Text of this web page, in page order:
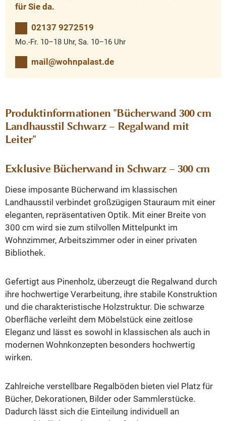
für Sie da.
02137 9272519
Mo.-Fr. 10–18 Uhr, Sa. 10–16 Uhr
mail@wohnpalast.de
Produktinformationen "Bücherwand 300 cm
Landhausstil Schwarz – Regalwand mit
Leiter"
Exklusive Bücherwand in Schwarz – 300 cm
Diese imposante Bücherwand im klassischen
Landhausstil verbindet großzügigen Stauraum mit einer
eleganten, repräsentativen Optik. Mit einer Breite von
300 cm wird sie zum stilvollen Mittelpunkt im
Wohnzimmer, Arbeitszimmer oder in einer privaten
Bibliothek.
Gefertigt aus Pinenholz, überzeugt die Regalwand durch
ihre hochwertige Verarbeitung, ihre stabile Konstruktion
und die charakteristische Holzstruktur. Die schwarze
Oberfläche verleiht dem Möbelstück eine zeitlose
Eleganz und lässt es sowohl in klassischen als auch in
modernen Wohnkonzepten besonders hochwertig
wirken.
Zahlreiche verstellbare Regalböden bieten viel Platz für
Bücher, Dekorationen, Bilder oder Sammlerstücke.
Dadurch lässt sich die Einteilung individuell an